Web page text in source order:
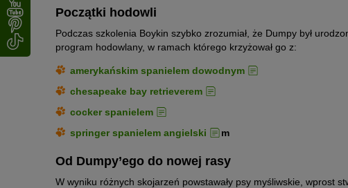
Początki hodowli
Podczas szkolenia Boykin szybko zrozumiał, że Dumpy był
program hodowlany, w ramach którego krzyżował go z:
amerykańskim spanielem dowodnym
chesapeake bay retrieverem
cocker spanielem
springer spanielem angielski
m
Od Dumpy’ego do nowej rasy
W wyniku różnych skojarzeń powstawały psy myśliwskie, wprost